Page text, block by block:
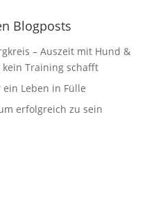
Blogposts
– Auszeit mit Hund &
Training schafft
Leben in Fülle
erfolgreich zu sein